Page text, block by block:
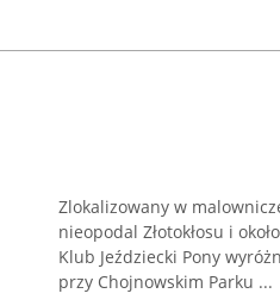
Zlokalizowany w
nieopodal Złotokłosu i
Klub Jeździecki Pony
przy Chojnowskim Parku ...